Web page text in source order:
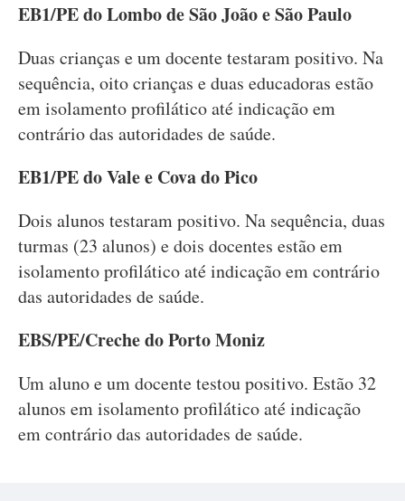
EB1/PE do Lombo de São João e São Paulo
Duas crianças e um docente testaram positivo. Na
sequência, oito crianças e duas educadoras estão
em isolamento profilático até indicação em
contrário das autoridades de saúde.
EB1/PE do Vale e Cova do Pico
Dois alunos testaram positivo. Na sequência, duas
turmas (23 alunos) e dois docentes estão em
isolamento profilático até indicação em contrário
das autoridades de saúde.
EBS/PE/Creche do Porto Moniz
Um aluno e um docente testou positivo. Estão 32
alunos em isolamento profilático até indicação
em contrário das autoridades de saúde.